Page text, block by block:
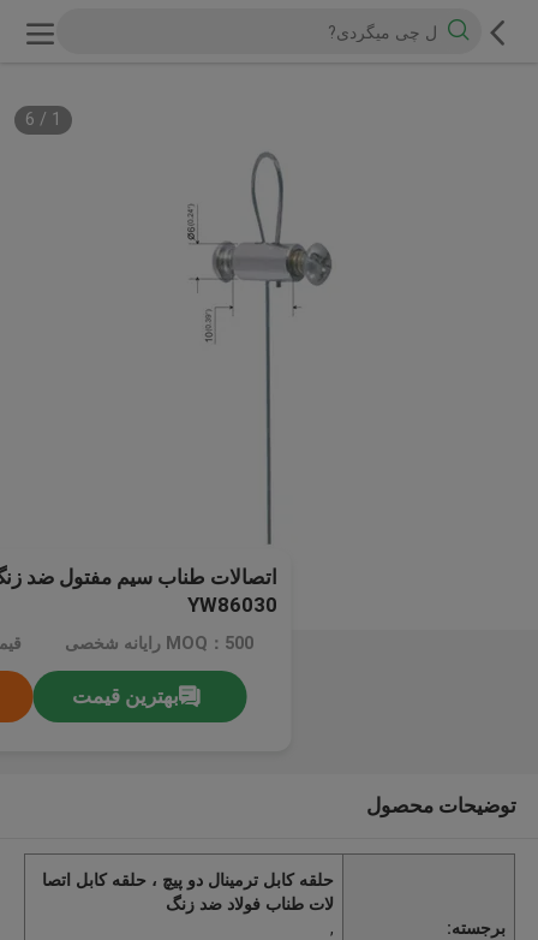
1
/
6
اتصالات طناب سیم مفتول ضد
YW86030
MOQ：500 رایانه شخصی
بهترین قیمت
توضیحات محصول
برجسته:
حلقه کابل ترمینال دو پیچ ، حلقه کابل اتصا
لات طناب فولاد ضد زنگ
,